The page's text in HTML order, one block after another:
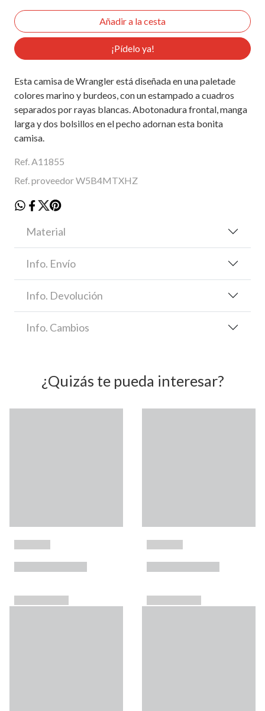
¡Pídelo ya!
Esta camisa de Wrangler está diseñada en una paletade
colores marino y burdeos, con un estampado a cuadros
separados por rayas blancas. Abotonadura frontal, manga
larga y dos bolsillos en el pecho adornan esta bonita
camisa.
Ref. A11855
Ref. proveedor W5B4MTXHZ
Material
Info. Envío
Info. Devolución
Info. Cambios
¿Quizás te pueda interesar?